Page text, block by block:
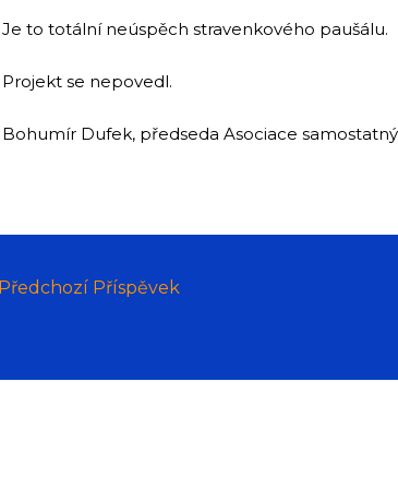
Je to totální neúspěch stravenkového paušálu.
Projekt se nepovedl.
Bohumír Dufek, předseda Asociace
Předchozí Příspěvek